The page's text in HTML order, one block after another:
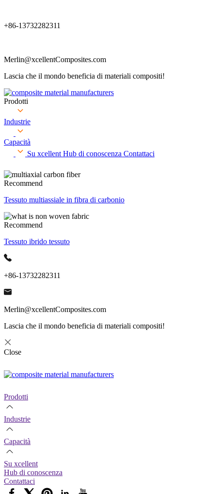
+86-13732282311
Merlin@xcellentComposites.com
Lascia che il mondo beneficia di materiali compositi!
Prodotti
Industrie
Capacità
Su xcellent Hub di conoscenza Contattaci
Recommend
Tessuto multiassiale in fibra di carbonio
Recommend
Tessuto ibrido tessuto
+86-13732282311
Merlin@xcellentComposites.com
Lascia che il mondo beneficia di materiali compositi!
Close
Prodotti
Industrie
Capacità
Su xcellent
Hub di conoscenza
Contattaci